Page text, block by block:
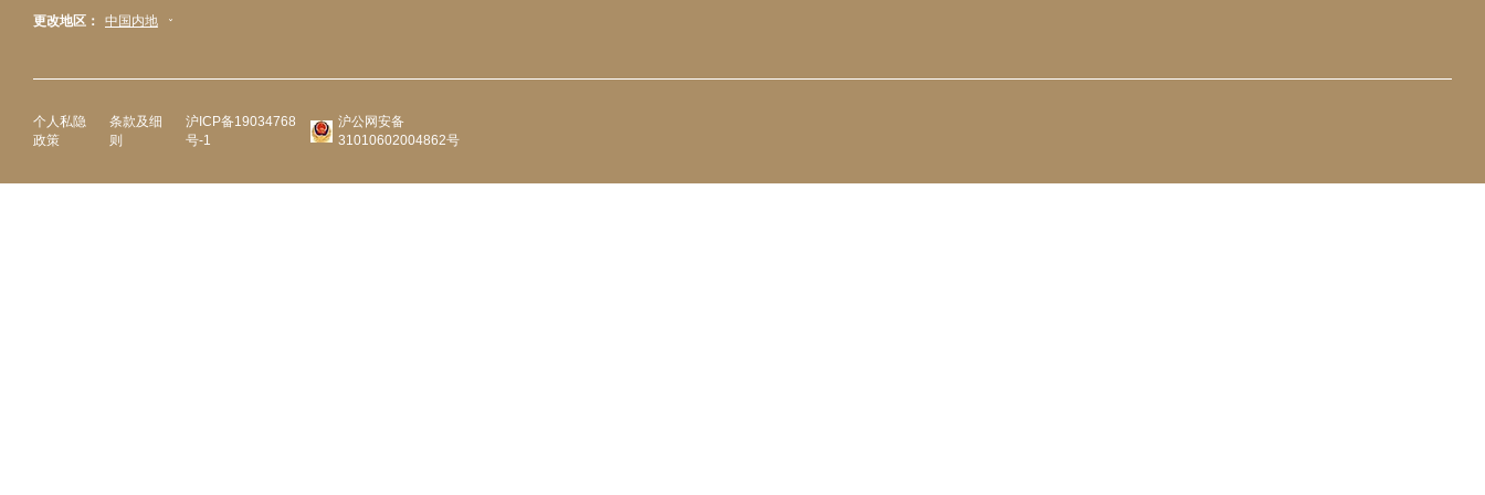
更改地区： 中国内地
个人私隐
政策
条款及细
则
沪ICP备19034768
号-1
沪公网安备
31010602004862号